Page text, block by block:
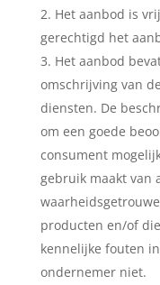
Het aanbod is
gerechtigd het
Het aanbod
omschrijving van
diensten. De
om een goede
consument
gebruik maakt van
producten en/of
kennelijke fouten
ondernemer niet.